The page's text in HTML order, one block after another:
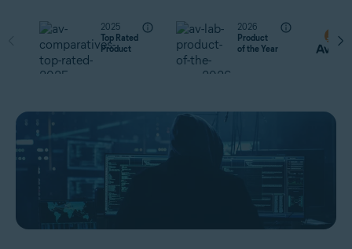
2025
Top Rated
Product
2026
Product
of the Year